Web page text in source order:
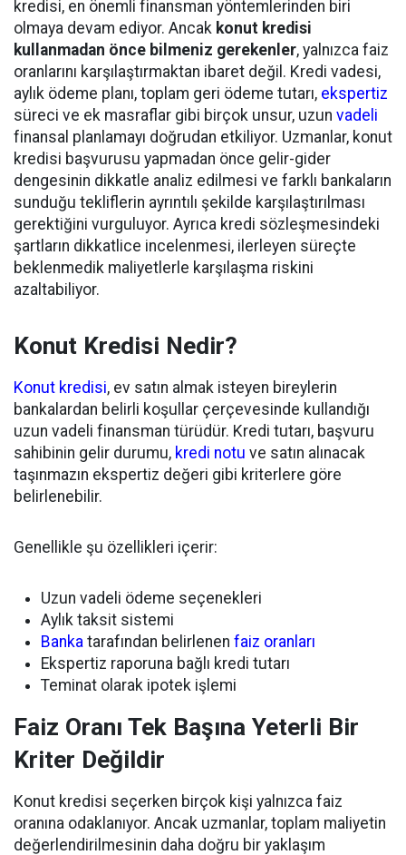
kredisi, en önemli finansman yöntemlerinden biri
olmaya devam ediyor. Ancak konut kredisi
kullanmadan önce bilmeniz gerekenler, yalnızca faiz
oranlarını karşılaştırmaktan ibaret değil. Kredi vadesi,
aylık ödeme planı, toplam geri ödeme tutarı, ekspertiz
süreci ve ek masraflar gibi birçok unsur, uzun vadeli
finansal planlamayı doğrudan etkiliyor. Uzmanlar, konut
kredisi başvurusu yapmadan önce gelir-gider
dengesinin dikkatle analiz edilmesi ve farklı bankaların
sunduğu tekliflerin ayrıntılı şekilde karşılaştırılması
gerektiğini vurguluyor. Ayrıca kredi sözleşmesindeki
şartların dikkatlice incelenmesi, ilerleyen süreçte
beklenmedik maliyetlerle karşılaşma riskini
azaltabiliyor.
Konut Kredisi Nedir?
Konut kredisi, ev satın almak isteyen bireylerin
bankalardan belirli koşullar çerçevesinde kullandığı
uzun vadeli finansman türüdür. Kredi tutarı, başvuru
sahibinin gelir durumu, kredi notu ve satın alınacak
taşınmazın ekspertiz değeri gibi kriterlere göre
belirlenebilir.
Genellikle şu özellikleri içerir:
Uzun vadeli ödeme seçenekleri
Aylık taksit sistemi
Banka tarafından belirlenen faiz oranları
Ekspertiz raporuna bağlı kredi tutarı
Teminat olarak ipotek işlemi
Faiz Oranı Tek Başına Yeterli Bir
Kriter Değildir
Konut kredisi seçerken birçok kişi yalnızca faiz
oranına odaklanıyor. Ancak uzmanlar, toplam maliyetin
değerlendirilmesinin daha doğru bir yaklaşım